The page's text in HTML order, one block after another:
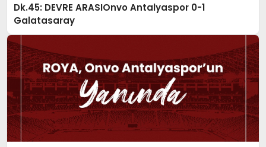
Dk.45: DEVRE ARASIOnvo Antalyaspor 0-1
Galatasaray